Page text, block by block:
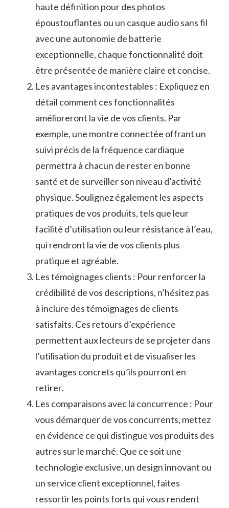
haute définition pour des ‍photos
⁣époustouflantes ou un casque audio‌ sans fil
avec une autonomie ​de‍ batterie⁤
exceptionnelle, chaque fonctionnalité doit
être ⁣présentée de manière‍ claire et concise.
Les avantages incontestables : Expliquez en⁣
détail ‌comment⁢ ces fonctionnalités
amélioreront ‍la vie de⁢ vos clients. Par
exemple, une montre connectée​ offrant ‍un
suivi précis de la fréquence cardiaque
permettra à chacun⁤ de rester en bonne
santé ‍et de surveiller son niveau d’activité
physique. Soulignez également ⁤les aspects
‍pratiques de vos produits, tels⁣ que leur
facilité d’utilisation ou ‌leur ⁤résistance à ​l’eau,
‍qui‍ rendront la ⁤vie‍ de⁣ vos clients plus
pratique et agréable.
Les témoignages clients : Pour renforcer ⁣la‌
crédibilité de vos descriptions, n’hésitez pas
à inclure‍ des témoignages de ‍clients
satisfaits.⁢ Ces ​retours ​d’expérience
permettent aux lecteurs ‍de ‍se projeter⁤ dans
l’utilisation ⁢du produit et ‍de visualiser les
‌avantages concrets qu’ils pourront en
retirer.
Les comparaisons avec la concurrence :⁢ Pour‌
vous ‍démarquer de vos⁢ concurrents, mettez
en évidence ce qui distingue vos produits‌ des⁤
autres ⁢sur le marché. Que ce⁣ soit une
technologie exclusive, ​un ‌design innovant ou⁢
un service client exceptionnel, ⁢faites
ressortir les points forts qui​ vous ⁤rendent ​